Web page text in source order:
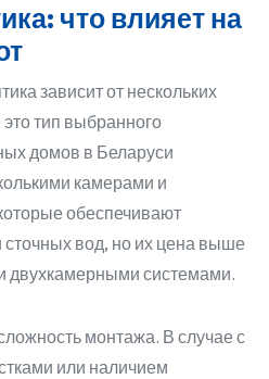
что влияет на
зависит от нескольких
тип выбранного
домов в Беларуси
камерами и
обеспечивают
сточных вод, но их цена выше
двухкамерными системами.
монтажа. В случае с
или наличием